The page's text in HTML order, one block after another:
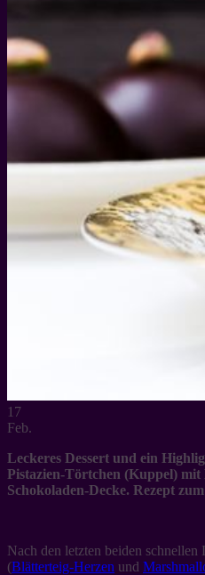
DIY IDEEN
SILVESTER
17
Feb.
Leckeres Dessert und ein
Pistazien-Törtchen (Kuppel)
Schokoladen-Decke. Rezept
Nach den letzten beiden schnellen
(Blätterteig-Herzen und